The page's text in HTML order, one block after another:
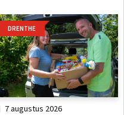
DRENTHE
7 augustus 2026